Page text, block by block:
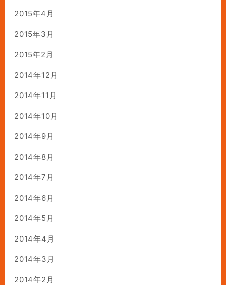
2015年4月
2015年3月
2015年2月
2014年12月
2014年11月
2014年10月
2014年9月
2014年8月
2014年7月
2014年6月
2014年5月
2014年4月
2014年3月
2014年2月